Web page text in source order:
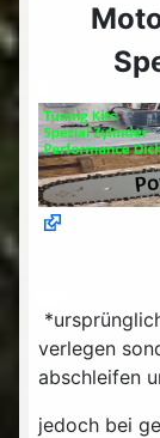
verlegen
abschleifen
jedoch bei